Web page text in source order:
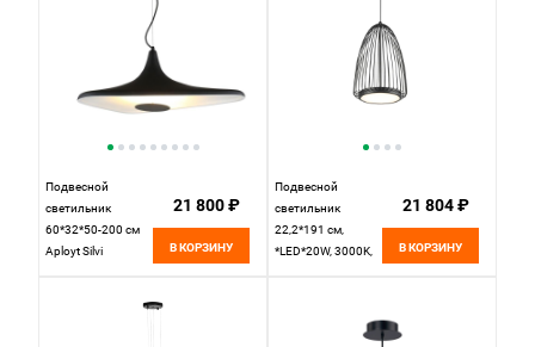
Подвесной
светильник
60*32*50-200 см
Aployt Silvi
21 800 ₽
В КОРЗИНУ
Подвесной
светильник
22,2*191 см,
*LED*20W, 3000K,
21 804 ₽
В КОРЗИНУ